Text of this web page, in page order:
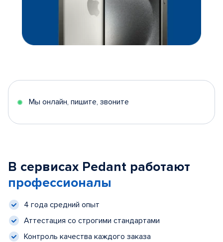
Мы онлайн, пишите, звоните
В сервисах Pedant работают
профессионалы
4 года средний опыт
Аттестация со строгими стандартами
Контроль качества каждого заказа